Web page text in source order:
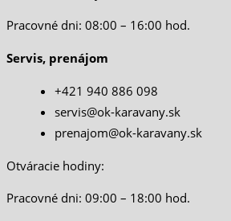
Pracovné dni: 08:00 – 16:00 hod.
Servis, prenájom
+421 940 886 098
servis@ok-karavany.sk
prenajom@ok-karavany.sk
Otváracie hodiny:
Pracovné dni: 09:00 – 18:00 hod.